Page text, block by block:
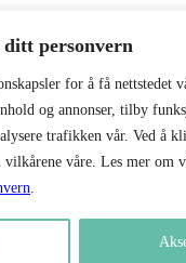
personvern
for å få nettstedet
og annonser, tilby
trafikken vår. Ved å
vilkårene våre. Les mer om
.
Advokat
Advokat AS org.nr.